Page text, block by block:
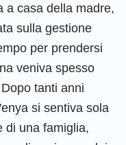
a casa della madre,
sulla gestione
per prendersi
veniva spesso
tanti anni
si sentiva sola
di una famiglia,